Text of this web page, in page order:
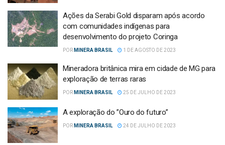
Ações da Serabi Gold disparam após acordo
com comunidades indígenas para
desenvolvimento do projeto Coringa
POR MINERA BRASIL 1 DE AGOSTO DE 2023
Mineradora britânica mira em cidade de MG para
exploração de terras raras
POR MINERA BRASIL 25 DE JULHO DE 2023
A exploração do ”Ouro do futuro”
POR MINERA BRASIL 24 DE JULHO DE 2023